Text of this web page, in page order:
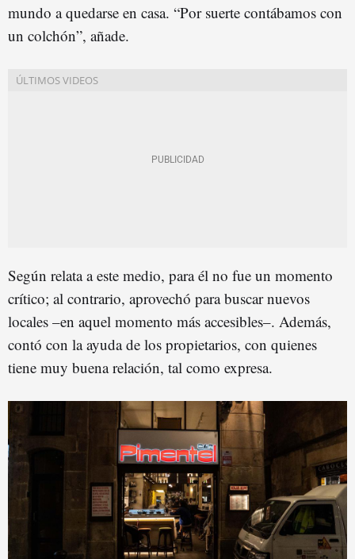
mundo a quedarse en casa. “Por suerte contábamos con
un colchón”, añade.
Según relata a este medio, para él no fue un momento
crítico; al contrario, aprovechó para buscar nuevos
locales –en aquel momento más accesibles–. Además,
contó con la ayuda de los propietarios, con quienes
tiene muy buena relación, tal como expresa.